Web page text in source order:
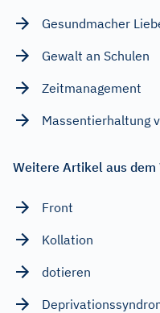
Gesundmacher
Gewalt an Schulen
Zeitmanagement
Massentierhaltung
Weitere Artikel aus
Front
Kollation
dotieren